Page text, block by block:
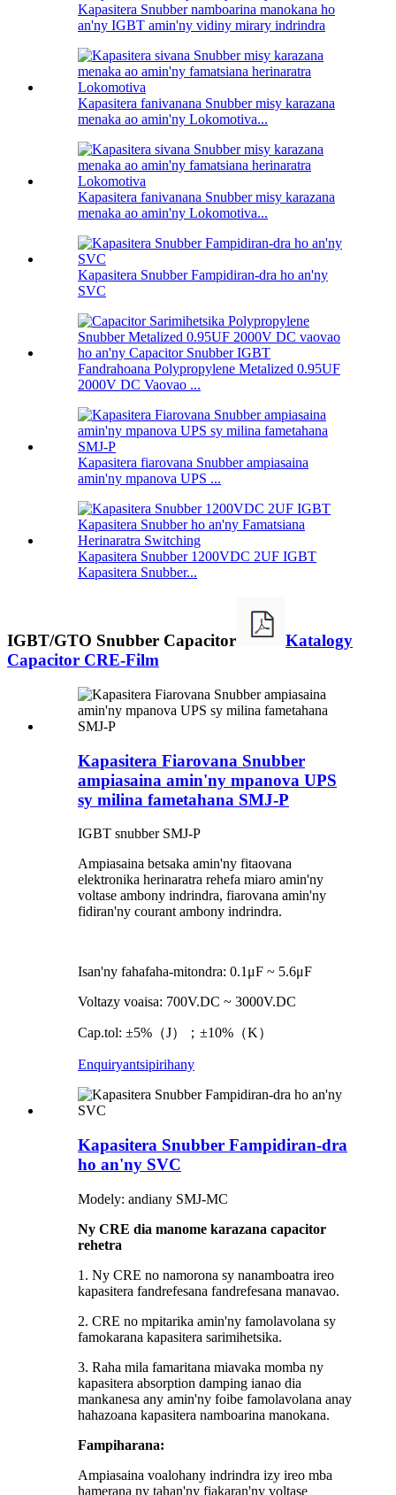
Kapasitera Snubber namboarina manokana ho
an'ny IGBT amin'ny vidiny mirary indrindra
Kapasitera fanivanana Snubber misy karazana
menaka ao amin'ny Lokomotiva...
Kapasitera fanivanana Snubber misy karazana
menaka ao amin'ny Lokomotiva...
Kapasitera Snubber Fampidiran-dra ho an'ny
SVC
Fandrahoana Polypropylene Metalized 0.95UF
2000V DC Vaovao ...
Kapasitera fiarovana Snubber ampiasaina
amin'ny mpanova UPS ...
Kapasitera Snubber 1200VDC 2UF IGBT
Kapasitera Snubber...
IGBT/GTO Snubber Capacitor
Katalogy
Capacitor CRE-Film
Kapasitera Fiarovana Snubber
ampiasaina amin'ny mpanova UPS
sy milina fametahana SMJ-P
IGBT snubber SMJ-P
Ampiasaina betsaka amin'ny fitaovana
elektronika herinaratra rehefa miaro amin'ny
voltase ambony indrindra, fiarovana amin'ny
fidiran'ny courant ambony indrindra.
Isan'ny fahafaha-mitondra: 0.1μF ~ 5.6μF
Voltazy voaisa: 700V.DC ~ 3000V.DC
Cap.tol: ±5%（J）；±10%（K）
Enquiryantsipirihany
Kapasitera Snubber Fampidiran-dra
ho an'ny SVC
Modely: andiany SMJ-MC
Ny CRE dia manome karazana capacitor
rehetra
1. Ny CRE no namorona sy nanamboatra ireo
kapasitera fandrefesana fandrefesana manavao.
2. CRE no mpitarika amin'ny famolavolana sy
famokarana kapasitera sarimihetsika.
3. Raha mila famaritana miavaka momba ny
kapasitera absorption damping ianao dia
mankanesa any amin'ny foibe famolavolana anay
hahazoana kapasitera namboarina manokana.
Fampiharana:
Ampiasaina voalohany indrindra izy ireo mba
hamerana ny tahan'ny fiakaran'ny voltase